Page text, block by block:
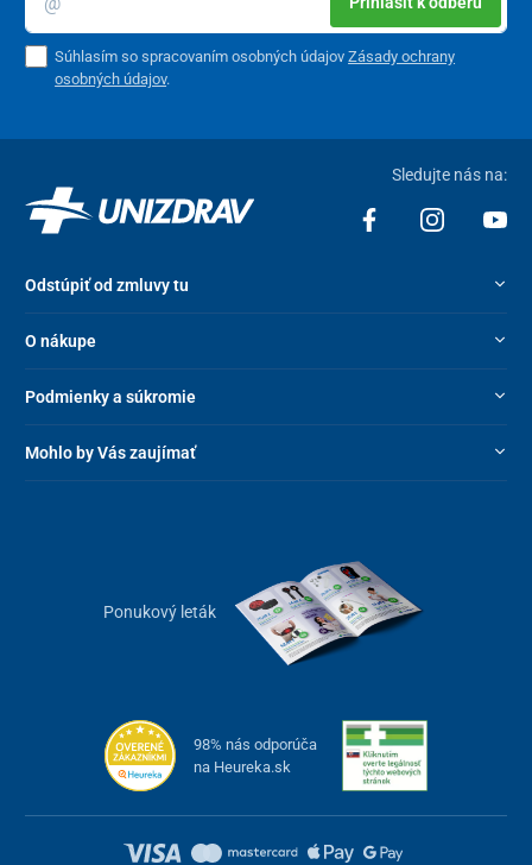
Súhlasím so spracovaním osobných údajovZásady ochrany
osobných údajov.
Sledujte nás na:
Odstúpiť od zmluvy tu
O nákupe
Podmienky a súkromie
Mohlo by Vás zaujímať
Ponukový leták
98% nás odporúča
na Heureka.sk